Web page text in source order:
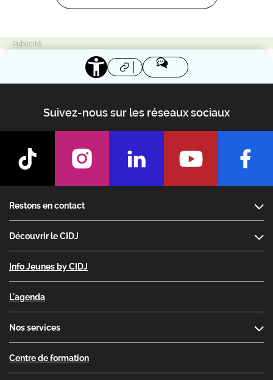
Suivez-nous sur les réseaux sociaux
Restons en contact
Découvrir le CIDJ
Info Jeunes by CIDJ
L'agenda
Nos services
Centre de formation